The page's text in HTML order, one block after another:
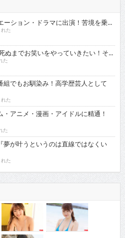
ション・ドラマに出演！苦境を乗...
た
ぬまでお笑いをやっていきたい！そ...
た
でもお馴染み！高学歴芸人として
た
アニメ・漫画・アイドルに精通！
た
が叶うというのは直線ではなくい
た